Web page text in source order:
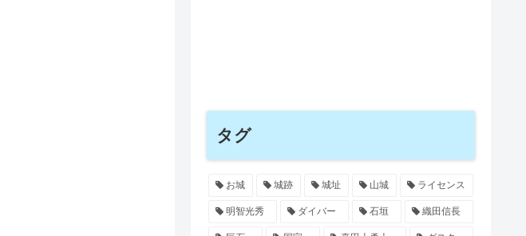
タグ
お城 城跡 城址 山城 ライセンス
明智光秀 ダイバー 石垣 織田信長